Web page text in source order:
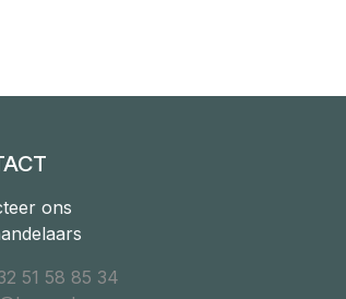
ons
51 58 85 34